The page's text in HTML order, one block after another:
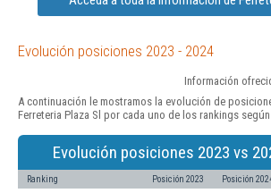
Evolución posiciones 2023 - 2024
Información
A continuación le mostramos la evolución de
Ferreteria Plaza Sl por cada uno de los rankings
Evolución posiciones 2023 vs
Ranking Posición 2023 Posición